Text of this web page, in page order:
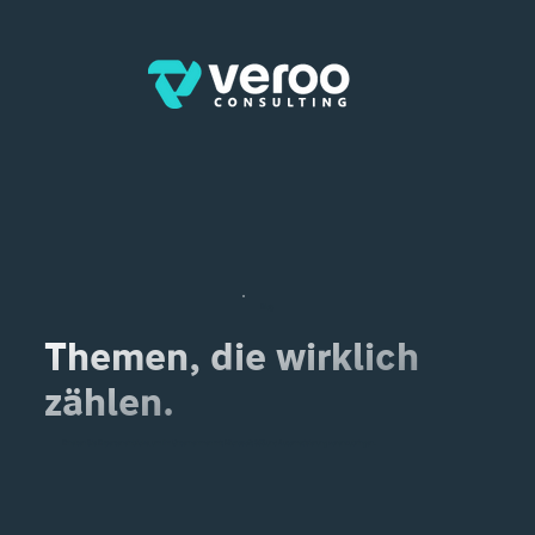
Themen, die wirklich
zählen.